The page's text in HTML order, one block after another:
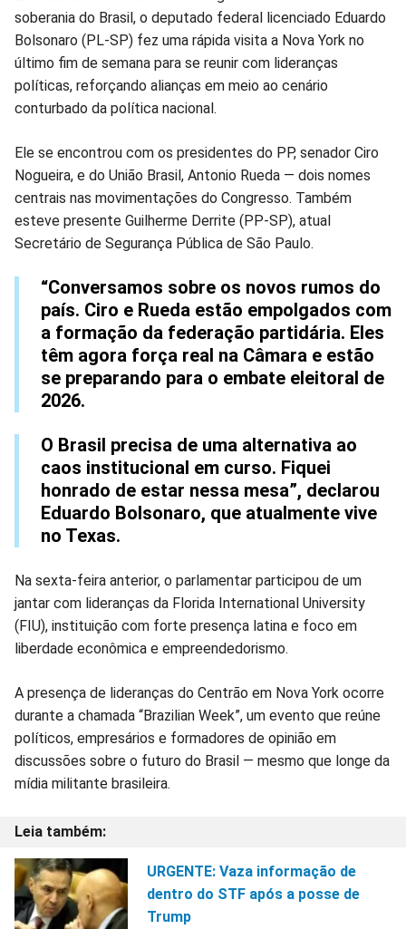
no
Facebook
no
Whatsapp
no
Twitter
no
Messenger
no
Telegram
no
soberania do Brasil, o deputado federal licenciado Eduardo
Bolsonaro (PL-SP) fez uma rápida visita a Nova York no
último fim de semana para se reunir com lideranças
políticas, reforçando alianças em meio ao cenário
conturbado da política nacional.
Ele se encontrou com os presidentes do PP, senador Ciro
Nogueira, e do União Brasil, Antonio Rueda — dois nomes
centrais nas movimentações do Congresso. Também
esteve presente Guilherme Derrite (PP-SP), atual
Secretário de Segurança Pública de São Paulo.
“Conversamos sobre os novos rumos do
país. Ciro e Rueda estão empolgados com
a formação da federação partidária. Eles
têm agora força real na Câmara e estão
se preparando para o embate eleitoral de
2026.
O Brasil precisa de uma alternativa ao
caos institucional em curso. Fiquei
honrado de estar nessa mesa”, declarou
Eduardo Bolsonaro, que atualmente vive
no Texas.
Na sexta-feira anterior, o parlamentar participou de um
jantar com lideranças da Florida International University
(FIU), instituição com forte presença latina e foco em
liberdade econômica e empreendedorismo.
A presença de lideranças do Centrão em Nova York ocorre
durante a chamada “Brazilian Week”, um evento que reúne
políticos, empresários e formadores de opinião em
discussões sobre o futuro do Brasil — mesmo que longe da
mídia militante brasileira.
URGENTE: Vaza informação de
dentro do STF após a posse de
Trump